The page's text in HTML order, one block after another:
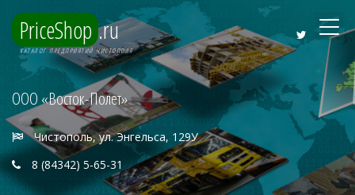
PriceShop .ru
КАТАЛОГ ПРЕДПРИЯТИЙ ЧИСТОПОЛЯ
ООО «Восток-Полет»
Чистополь, ул. Энгельса, 129У
8 (84342) 5-65-31